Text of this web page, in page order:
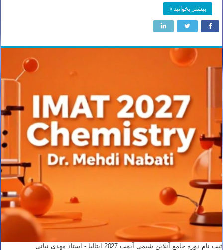
بیشتر بخوانید »
ثبت نام دوره جامع آنلاین شیمی آیمت 2027 ایتالیا - استاد مهدی نباتی